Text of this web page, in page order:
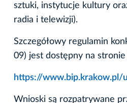
sztuki, instytucje kultury
radia i telewizji).
Szczegółowy regulamin
09) jest dostępny na stronie
https://www.bip.krakow.pl/
Wnioski są rozpatrywane